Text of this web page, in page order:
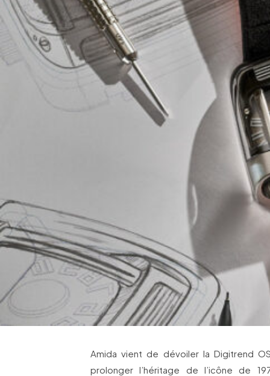
Amida vient de dévoiler la Digitrend
prolonger l’héritage de l’icône de